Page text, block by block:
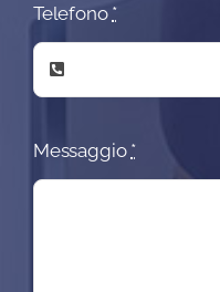
Telefono *
Messaggio *